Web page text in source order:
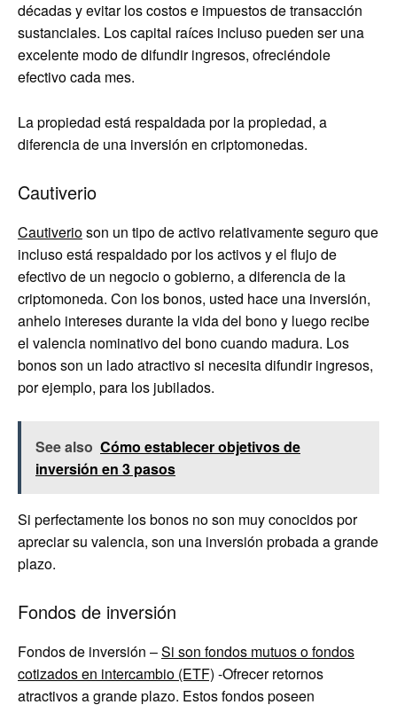
décadas y evitar los costos e impuestos de transacción
sustanciales. Los capital raíces incluso pueden ser una
excelente modo de difundir ingresos, ofreciéndole
efectivo cada mes.
La propiedad está respaldada por la propiedad, a
diferencia de una inversión en criptomonedas.
Cautiverio
Cautiverioson un tipo de activo relativamente seguro que
incluso está respaldado por los activos y el flujo de
efectivo de un negocio o gobierno, a diferencia de la
criptomoneda. Con los bonos, usted hace una inversión,
anhelo intereses durante la vida del bono y luego recibe
el valencia nominativo del bono cuando madura. Los
bonos son un lado atractivo si necesita difundir ingresos,
por ejemplo, para los jubilados.
See also Cómo establecer objetivos de
inversión en 3 pasos
Si perfectamente los bonos no son muy conocidos por
apreciar su valencia, son una inversión probada a grande
plazo.
Fondos de inversión
Fondos de inversión –Si son fondos mutuos o fondos
cotizados en intercambio (ETF) -Ofrecer retornos
atractivos a grande plazo. Estos fondos poseen